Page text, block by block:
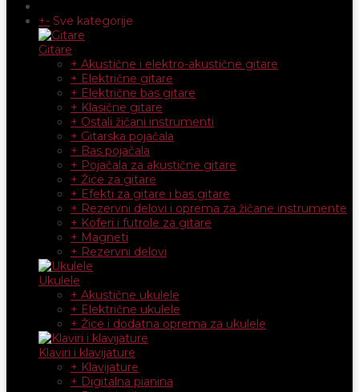
+- Sve kategorije
Gitare
+ Akustične i elektro-akustične gitare
+ Električne gitare
+ Električne bas gitare
+ Klasične gitare
+ Ostali žičani instrumenti
+ Gitarska pojačala
+ Bas pojačala
+ Pojačala za akustične gitare
+ Žice za gitare
+ Efekti za gitare i bas gitare
+ Rezervni delovi i oprema za žičane instrumente
+ Koferi i futrole za gitare
+ Magneti
+ Rezervni delovi
Ukulele
+ Akustične ukulele
+ Električne ukulele
+ Žice i dodatna oprema za ukulele
Klaviri i klavijature
+ Klavijature
+ Digitalna pianina